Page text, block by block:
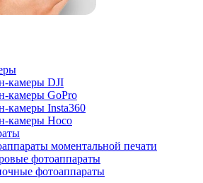
камеры DJI
камеры GoPro
камеры Insta360
камеры Hoco
моментальной печати
фотоаппараты
фотоаппараты